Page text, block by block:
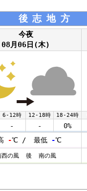
後志地方
今夜
08月06日(木)
6-12時 12-18時 18-24時
- - 0%
-℃ / 最低 -℃
西の風 後 南の風